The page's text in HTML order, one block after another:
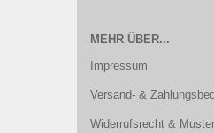
MEHR ÜBER...
Impressum
Versand- &
Widerrufsrecht &